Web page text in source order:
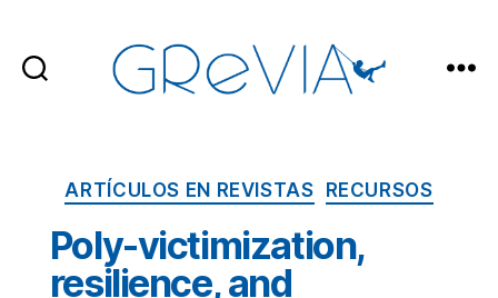
Categorías
ARTÍCULOS EN REVISTAS RECURSOS
Poly-victimization,
resilience, and